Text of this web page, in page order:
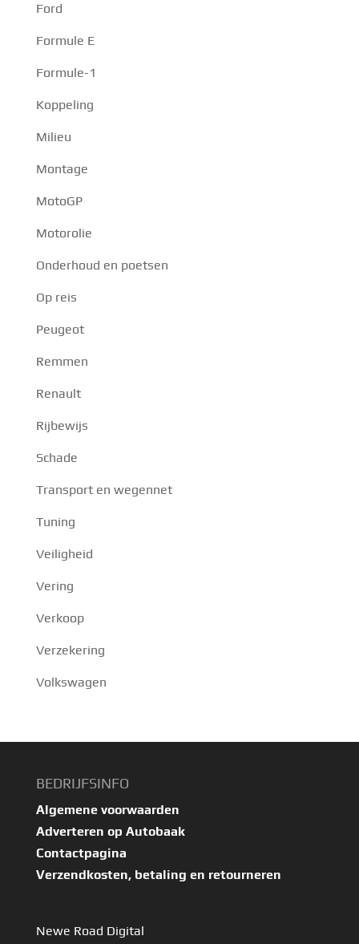
Ford
Formule E
Formule-1
Koppeling
Milieu
Montage
MotoGP
Motorolie
Onderhoud en poetsen
Op reis
Peugeot
Remmen
Renault
Rijbewijs
Schade
Transport en wegennet
Tuning
Veiligheid
Vering
Verkoop
Verzekering
Volkswagen
BEDRIJFSINFO
Algemene voorwaarden
Adverteren op Autobaak
Contactpagina
Verzendkosten, betaling en retourneren
Newe Road Digital